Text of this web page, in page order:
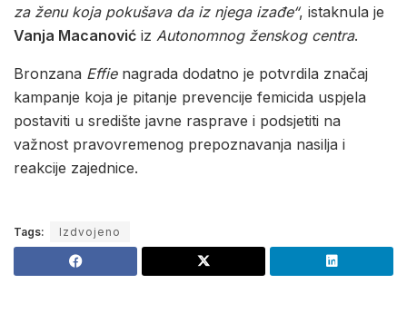
za ženu koja pokušava da iz njega izađe“, istaknula je
Vanja Macanović iz Autonomnog ženskog centra.
Bronzana Effienagrada dodatno je potvrdila značaj
kampanje koja je pitanje prevencije femicida uspjela
postaviti u središte javne rasprave i podsjetiti na
važnost pravovremenog prepoznavanja nasilja i
reakcije zajednice.
Tags: Izdvojeno